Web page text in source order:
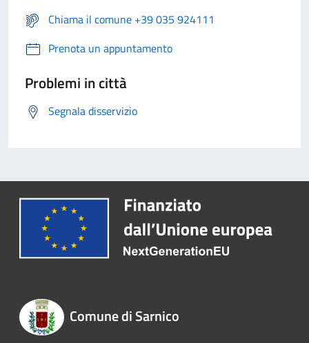
Chiama il comune +39 035 924111
Prenota un appuntamento
Problemi in città
Segnala disservizio
Comune di Sarnico